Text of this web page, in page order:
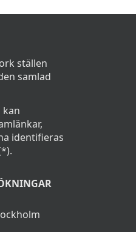
ställen
samlad
kan
identifieras